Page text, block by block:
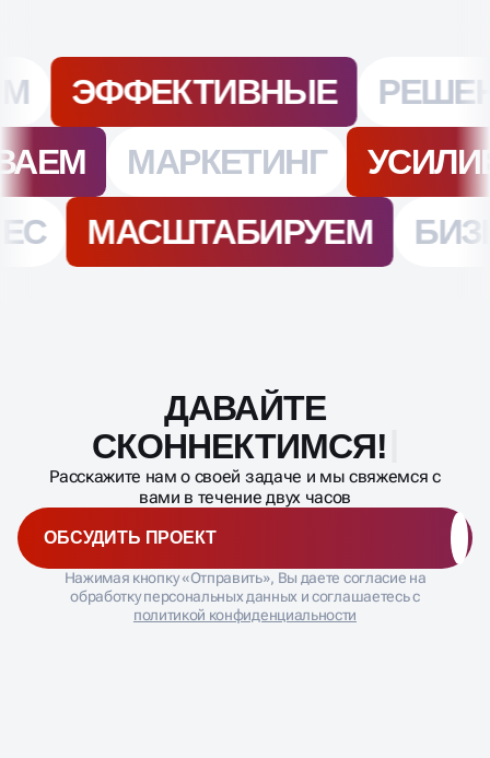
Масштабирование
процесса
ДАВАЙТЕ
СКОННЕКТИМС
Расскажите нам о своей задаче и мы свяжемся с
вами в течение двух часов
ОБСУДИТЬ ПРОЕКТ
Нажимая кнопку «Отправить», Вы даете согласие на
обработку персональных данных и соглашаетесь с